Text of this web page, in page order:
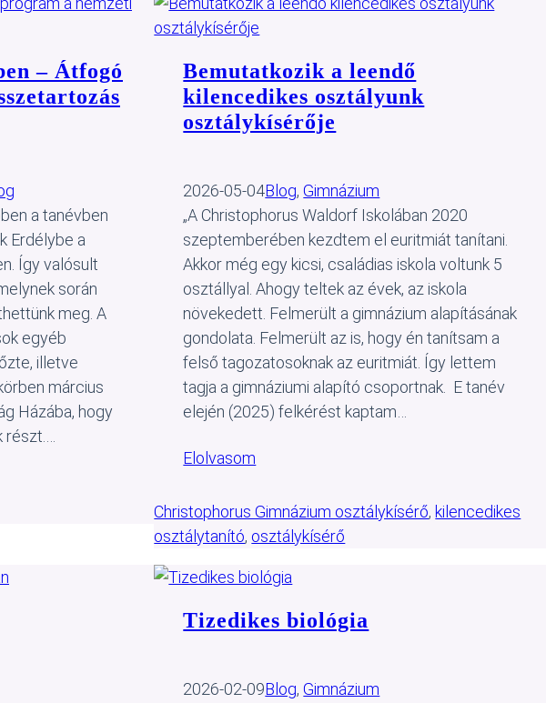
– Átfogó
a tanévben
Erdélybe a
Így valósult
során
meg. A
egyéb
illetve
március
Házába, hogy
részt.…
Bemutatkozik a leendő
kilencedikes osztályunk
osztálykísérője
2026-05-04Blog, Gimnázium
„A Christophorus Waldorf Iskolában 2020
szeptemberében kezdtem el euritmiát tanítani.
Akkor még egy kicsi, családias iskola voltunk 5
osztállyal. Ahogy teltek az évek, az iskola
növekedett. Felmerült a gimnázium alapításának
gondolata. Felmerült az is, hogy én tanítsam a
felső tagozatosoknak az euritmiát. Így lettem
tagja a gimnáziumi alapító csoportnak. E tanév
elején (2025) felkérést kaptam…
Elolvasom
Christophorus Gimnázium osztálykísérő, kilencedikes
osztálytanító, osztálykísérő
Tizedikes biológia
2026-02-09Blog, Gimnázium